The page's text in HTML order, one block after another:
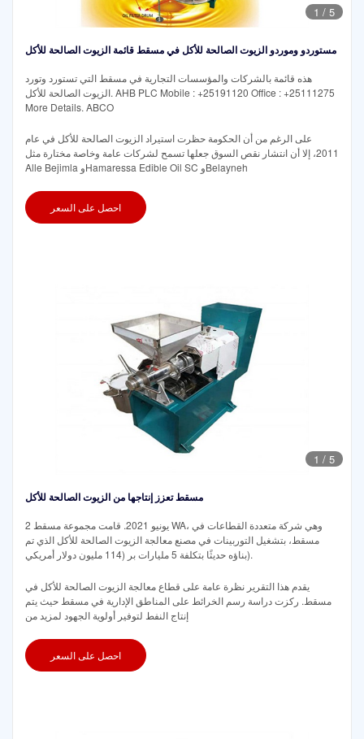
1 / 5
مستوردو وموردو الزيوت الصالحة للأكل في مسقط قائمة الزيوت الصالحة للأكل
هذه قائمة بالشركات والمؤسسات التجارية في مسقط التي تستورد وتورد
الزيوت الصالحة للأكل. AHB PLC Mobile : +25191120 Office : +25111275
More Details. ABCO
على الرغم من أن الحكومة حظرت استيراد الزيوت الصالحة للأكل في عام
2011، إلا أن انتشار نقص السوق جعلها تسمح لشركات عامة وخاصة مختارة مثل
Alle Bejimla وHamaressa Edible Oil SC وBelayneh
احصل على السعر
1 / 5
مسقط تعزز إنتاجها من الزيوت الصالحة للأكل
2 يونيو 2021. قامت مجموعة مسقط WA، وهي شركة متعددة القطاعات في
مسقط، بتشغيل التوربينات في مصنع معالجة الزيوت الصالحة للأكل الذي تم
بناؤه حديثًا بتكلفة 5 مليارات بر (114 مليون دولار أمريكي).
يقدم هذا التقرير نظرة عامة على قطاع معالجة الزيوت الصالحة للأكل في
مسقط. ركزت دراسة رسم الخرائط على المناطق الإدارية في مسقط حيث يتم
إنتاج النفط لتوفير أولوية الجهود لمزيد من
احصل على السعر